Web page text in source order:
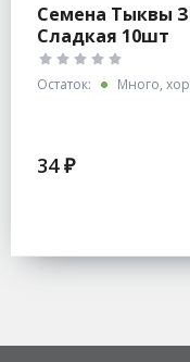
Семена Тыквы
Сладкая 10шт
крупноплодная
Остаток: Много,
34 ₽